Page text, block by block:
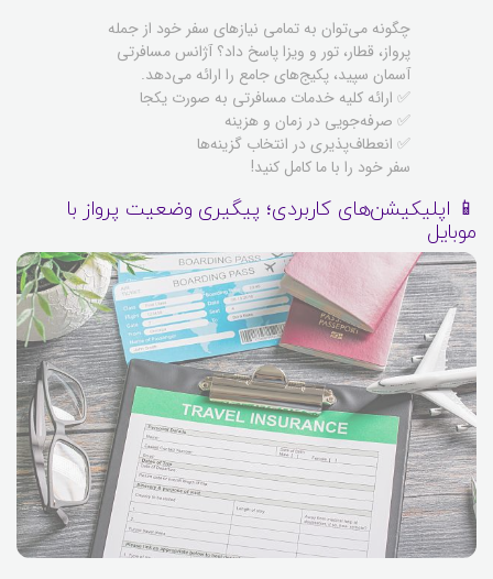
چگونه می‌توان به تمامی نیازهای سفر خود از جمله
پرواز، قطار، تور و ویزا پاسخ داد؟ آژانس مسافرتی
آسمان سپید، پکیج‌های جامع را ارائه می‌دهد.
✅ ارائه کلیه خدمات مسافرتی به صورت یکجا
✅ صرفه‌جویی در زمان و هزینه
✅ انعطاف‌پذیری در انتخاب گزینه‌ها
سفر خود را با ما کامل کنید!
📱 اپلیکیشن‌های کاربردی؛ پیگیری وضعیت پرواز با
موبایل